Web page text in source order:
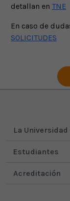
detallan en TNE
En caso de
SOLICITUDES
La Universidad
Estudiantes
Acreditación